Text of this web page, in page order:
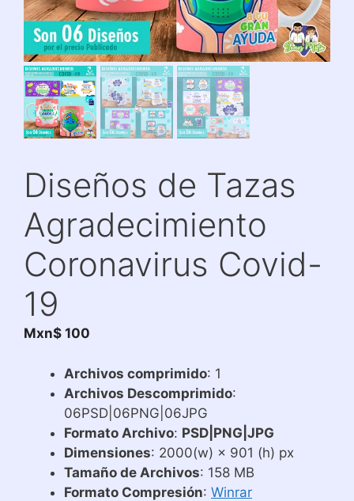
Diseños de Tazas
Agradecimiento
Coronavirus Covid-
19
Mxn$ 100
Archivos comprimido: 1
Archivos Descomprimido:
06PSD|06PNG|06JPG
Formato Archivo: PSD|PNG|JPG
Dimensiones: 2000(w) × 901 (h) px
Tamaño de Archivos: 158 MB
Formato Compresión: Winrar